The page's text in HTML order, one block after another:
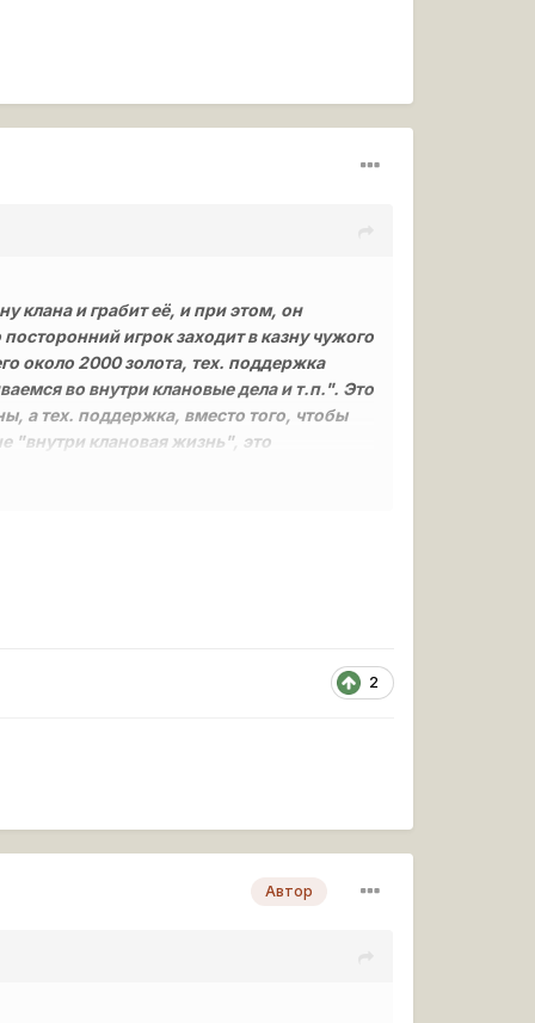
клана и грабит её, и при этом, он
игрок заходит в казну чужого
около 2000 золота, тех. поддержка
во внутри клановые дела и т.п.". Это
а тех. поддержка, вместо того, чтобы
"внутри клановая жизнь", это
2
Автор